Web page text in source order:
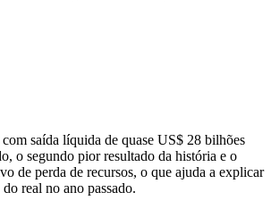
saída líquida de quase US$ 28 bilhões
o segundo pior resultado da história e o
de perda de recursos, o que ajuda a explicar
real no ano passado.